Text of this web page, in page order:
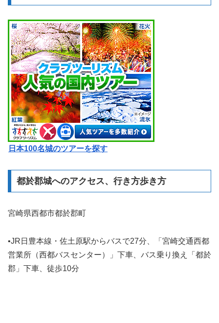
日本100名城のツアーを探す
都於郡城へのアクセス、行き方歩き方
宮崎県西都市都於郡町
•JR日豊本線・佐土原駅からバスで27分、「宮崎交通西都
営業所（西都バスセンター）」下車、バス乗り換え「都於
郡」下車、徒歩10分